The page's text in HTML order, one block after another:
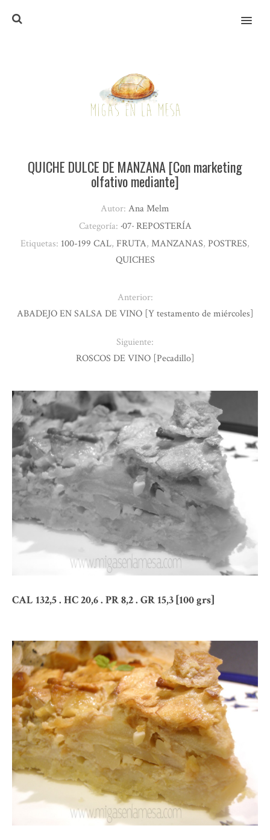
MENU
CAL 132,5 . HC 20,6 . PR 8,2 . GR 15,3 [100 grs]
QUICHE DULCE DE MANZANA [Con marketing
olfativo mediante]
Autor: Ana Melm
Categoría: ·07· REPOSTERÍA
Etiquetas: 100-199 CAL, FRUTA, MANZANAS, POSTRES,
QUICHES
Anterior:
ABADEJO EN SALSA DE VINO [Y testamento de miércoles]
Siguiente:
ROSCOS DE VINO [Pecadillo]